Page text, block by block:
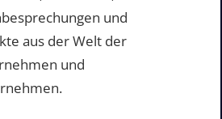
und
aus der Welt der
und